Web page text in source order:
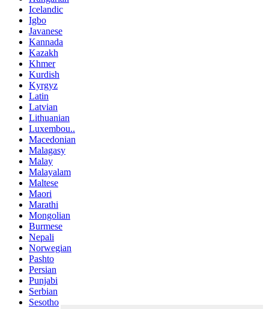
Icelandic
Igbo
Javanese
Kannada
Kazakh
Khmer
Kurdish
Kyrgyz
Latin
Latvian
Lithuanian
Luxembou..
Macedonian
Malagasy
Malay
Malayalam
Maltese
Maori
Marathi
Mongolian
Burmese
Nepali
Norwegian
Pashto
Persian
Punjabi
Serbian
Sesotho